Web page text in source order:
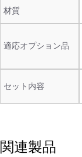
材質
適応オプション品
セット内容
関連製品